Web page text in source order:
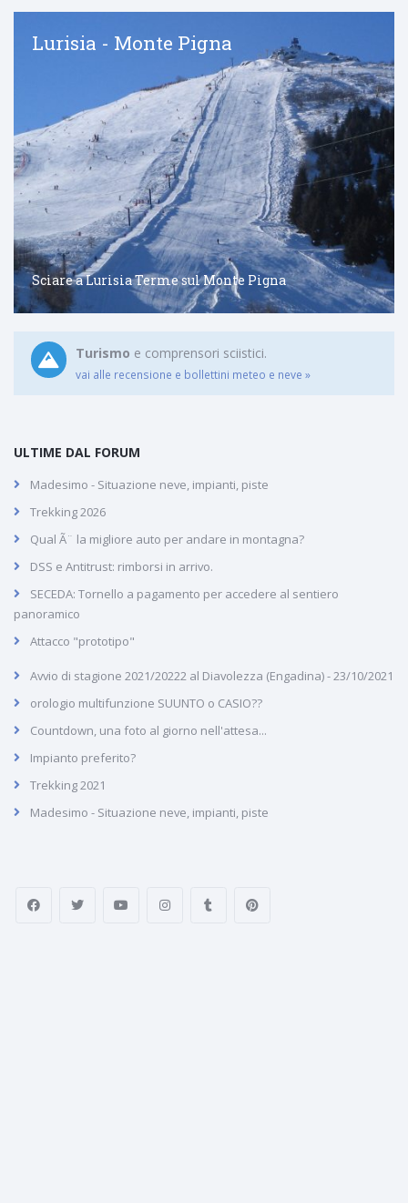
Lurisia - Monte Pigna
Sciare a Lurisia Terme sul Monte Pigna
Turismo e comprensori sciistici.
vai alle recensione e bollettini meteo e neve »
ULTIME DAL FORUM
Madesimo - Situazione neve, impianti, piste
Trekking 2026
Qual Ã¨ la migliore auto per andare in montagna?
DSS e Antitrust: rimborsi in arrivo.
SECEDA: Tornello a pagamento per accedere al sentiero
panoramico
Attacco "prototipo"
Avvio di stagione 2021/20222 al Diavolezza (Engadina) - 23/10/2021
orologio multifunzione SUUNTO o CASIO??
Countdown, una foto al giorno nell'attesa...
Impianto preferito?
Trekking 2021
Madesimo - Situazione neve, impianti, piste